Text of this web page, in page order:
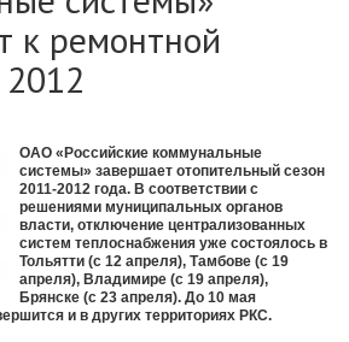
к ремонтной
ОАО «Российские коммунальные
системы» завершает отопительный сезон
2011-2012 года. В соответствии с
решениями муниципальных органов
власти, отключение централизованных
систем теплоснабжения уже состоялось в
Тольятти (с 12 апреля), Тамбове (с 19
апреля), Владимире (с 19 апреля),
Брянске (с 23 апреля). До 10 мая
и в других территориях РКС.